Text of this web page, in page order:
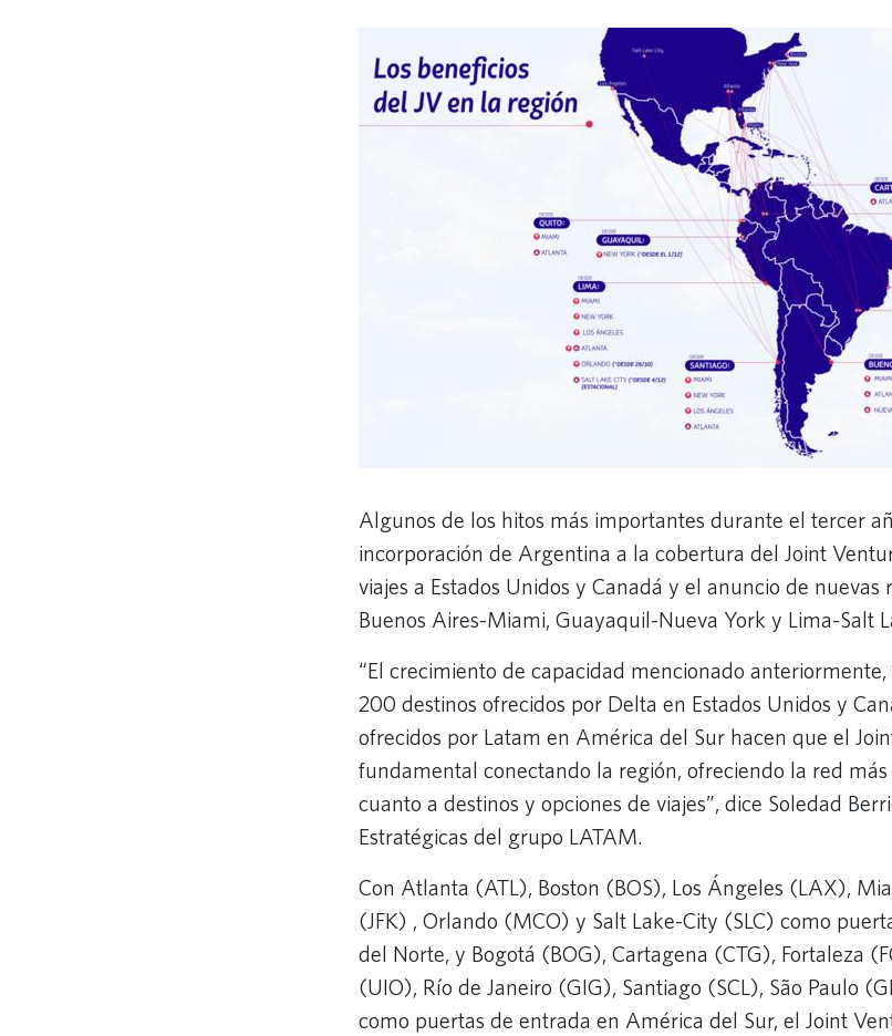
Algunos de los hitos más importantes durante el tercer
incorporación de Argentina a la cobertura del Joint
viajes a Estados Unidos y Canadá y el anuncio de
Buenos Aires-Miami, Guayaquil-Nueva York y Lima-Salt
“El crecimiento de capacidad mencionado
200 destinos ofrecidos por Delta en Estados Unidos y
ofrecidos por Latam en América del Sur hacen que el
fundamental conectando la región, ofreciendo la red
cuanto a destinos y opciones de viajes”, dice Soledad
Estratégicas del grupo LATAM.
Con Atlanta (ATL), Boston (BOS), Los Ángeles (LAX),
(JFK) , Orlando (MCO) y Salt Lake-City (SLC) como
del Norte, y Bogotá (BOG), Cartagena (CTG), Fortaleza
(UIO), Río de Janeiro (GIG), Santiago (SCL), São Paulo
como puertas de entrada en América del Sur, el Joint